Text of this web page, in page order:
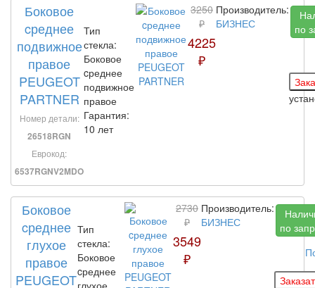
Боковое
cреднее
подвижное
правое
PEUGEOT
PARTNER
Номер детали:
26518RGN
Еврокод:
6537RGNV2MDO
Тип
стекла:
Боковое
cреднее
подвижное
правое
Гарантия:
10 лет
3250
₽
4225
₽
Производитель:
БИЗНЕС
по
Боковое
cреднее
глухое
правое
PEUGEOT
Тип
стекла:
Боковое
cреднее
глухое
2730
₽
3549
₽
Производитель:
БИЗНЕС
по